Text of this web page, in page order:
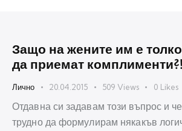
Защо на жените им е
да приемат комплименти?!
Лично 20.04.2015 509 Views 0 Likes
Отдавна си задавам този въпрос и
трудно да формулирам някакъв